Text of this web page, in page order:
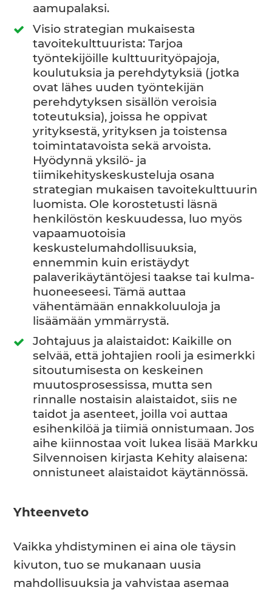
aamupalaksi.
Visio strategian mukaisesta
tavoitekulttuurista: Tarjoa
työntekijöille kulttuurityöpajoja,
koulutuksia ja perehdytyksiä (jotka
ovat lähes uuden työntekijän
perehdytyksen sisällön veroisia
toteutuksia), joissa he oppivat
yrityksestä, yrityksen ja toistensa
toimintatavoista sekä arvoista.
Hyödynnä yksilö- ja
tiimikehityskeskusteluja osana
strategian mukaisen tavoitekulttuurin
luomista. Ole korostetusti läsnä
henkilöstön keskuudessa, luo myös
vapaamuotoisia
keskustelumahdollisuuksia,
ennemmin kuin eristäydyt
palaverikäytäntöjesi taakse tai kulma-
huoneeseesi. Tämä auttaa
vähentämään ennakkoluuloja ja
lisäämään ymmärrystä.
Johtajuus ja alaistaidot: Kaikille on
selvää, että johtajien rooli ja esimerkki
sitoutumisesta on keskeinen
muutosprosessissa, mutta sen
rinnalle nostaisin alaistaidot, siis ne
taidot ja asenteet, joilla voi auttaa
esihenkilöä ja tiimiä onnistumaan. Jos
aihe kiinnostaa voit lukea lisää Markku
Silvennoisen kirjasta Kehity alaisena:
onnistuneet alaistaidot käytännössä.
Yhteenveto
Vaikka yhdistyminen ei aina ole täysin
kivuton, tuo se mukanaan uusia
mahdollisuuksia ja vahvistaa asemaa